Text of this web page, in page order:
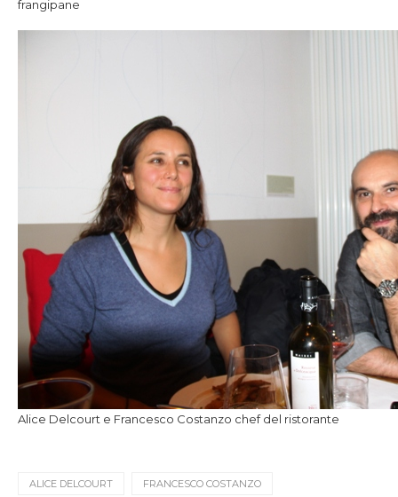
frangipane
Alice Delcourt e Francesco Costanzo chef del ristorante
ALICE DELCOURT FRANCESCO COSTANZO